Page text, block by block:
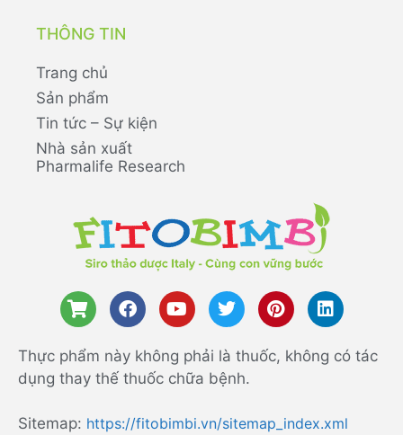
THÔNG TIN
Trang chủ
Sản phẩm
Tin tức – Sự kiện
Nhà sản xuất
Pharmalife Research
Thực phẩm này không phải là thuốc, không có tác
dụng thay thế thuốc chữa bệnh.
Sitemap: https://fitobimbi.vn/sitemap_index.xml